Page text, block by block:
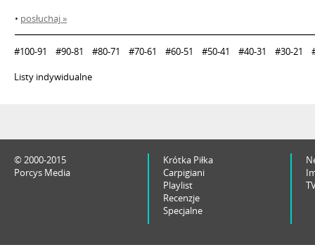
• posłuchaj »
#100-91 #90-81 #80-71 #70-61 #60-51 #50-41 #40-31 #30-21
Listy indywidualne
© 2000-2015
Porcys Media
Krótka Piłka
Carpigiani
Playlist
Recenzje
Specjalne